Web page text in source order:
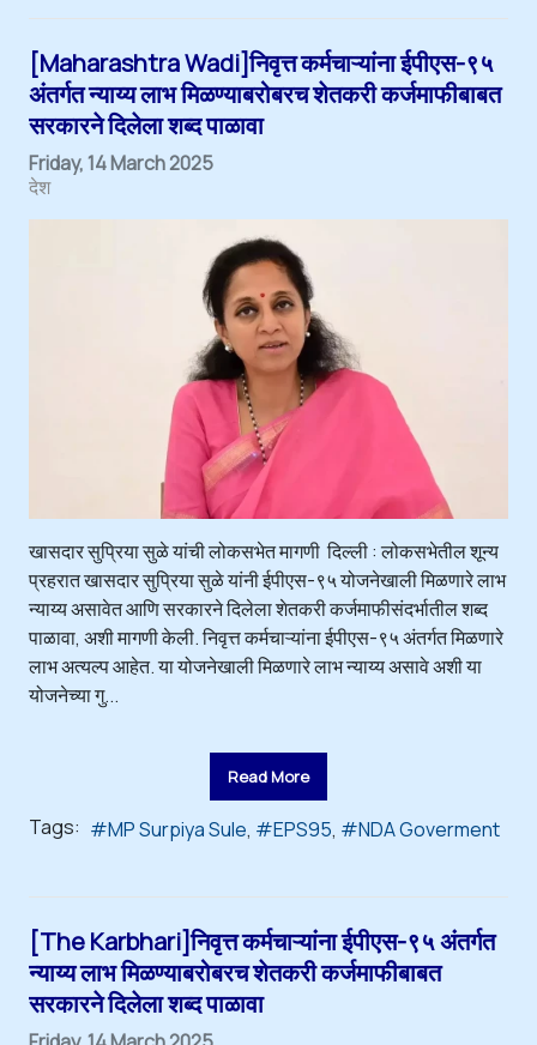
[Maharashtra Wadi]निवृत्त कर्मचाऱ्यांना ईपीएस-९५
अंतर्गत न्याय्य लाभ मिळण्याबरोबरच शेतकरी कर्जमाफीबाबत
सरकारने दिलेला शब्द पाळावा
Friday, 14 March 2025
देश
खासदार सुप्रिया सुळे यांची लोकसभेत मागणी दिल्ली : लोकसभेतील शून्य
प्रहरात खासदार सुप्रिया सुळे यांनी ईपीएस-९५ योजनेखाली मिळणारे लाभ
न्याय्य असावेत आणि सरकारने दिलेला शेतकरी कर्जमाफीसंदर्भातील शब्द
पाळावा, अशी मागणी केली. निवृत्त कर्मचाऱ्यांना ईपीएस-९५ अंतर्गत मिळणारे
लाभ अत्यल्प आहेत. या योजनेखाली मिळणारे लाभ न्याय्य असावे अशी या
योजनेच्या गु...
Read More
Tags: MP Surpiya Sule EPS95 NDA Goverment
[The Karbhari]निवृत्त कर्मचाऱ्यांना ईपीएस-९५ अंतर्गत
न्याय्य लाभ मिळण्याबरोबरच शेतकरी कर्जमाफीबाबत
सरकारने दिलेला शब्द पाळावा